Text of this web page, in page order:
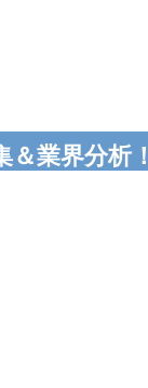
業界分析！